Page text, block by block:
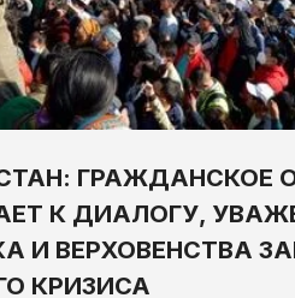
ГРАЖДАНСКОЕ
К ДИАЛОГУ,
И ВЕРХОВЕНСТВА
КРИЗИСА